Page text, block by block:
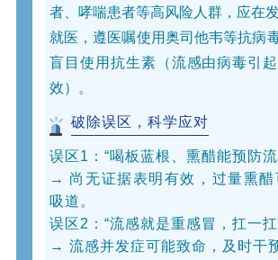
者、哮喘患者等高风险人群，应在
就医，遵医嘱使用奥司他韦等抗病
盲目使用抗生素（流感由病毒引
效）。
破除误区，科学应对
误区1 ：“喝板蓝根、熏醋能预防
→ 尚无证据表明有效，过量熏醋
吸道。
误区2 ：“流感就是重感冒，扛一
→ 流感并发症可能致命，及时干